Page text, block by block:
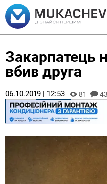
Закарпатець
вбив друга
06.10.2019 | 12:53 81 43